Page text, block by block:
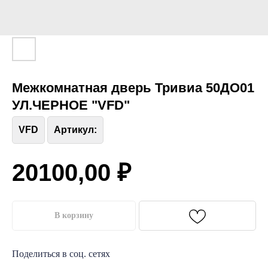
Межкомнатная дверь Тривиа 50ДО01
УЛ.ЧЕРНОЕ "VFD"
VFD Артикул:
20100,00 ₽
В корзину
Поделиться в соц. сетях